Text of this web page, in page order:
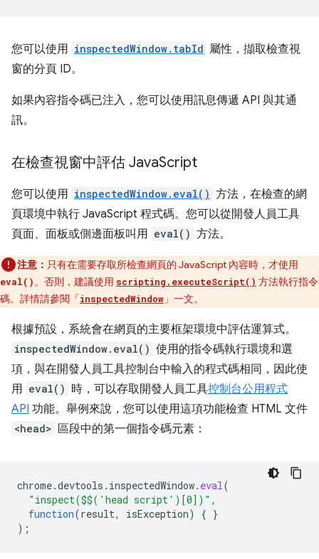
您可以使用 inspectedWindow.tabId 屬性，擷取檢查視
窗的分頁 ID。
如果內容指令碼已注入，您可以使用訊息傳遞 API 與其通
訊。
在檢查視窗中評估 JavaScript
您可以使用 inspectedWindow.eval() 方法，在檢查的網
頁環境中執行 JavaScript 程式碼。您可以從開發人員工具
頁面、面板或側邊面板叫用 eval() 方法。
注意： 只有在需要存取所檢查網頁的 JavaScript 內容時，才使用
eval()。否則，建議使用 scripting.executeScript() 方法執行指令
碼。詳情請參閱「inspectedWindow 」一文。
根據預設，系統會在網頁的主要框架環境中評估運算式。
inspectedWindow.eval() 使用的指令碼執行環境和選
項，與在開發人員工具控制台中輸入的程式碼相同，因此使
用 eval() 時，可以存取開發人員工具控制台公用程式
API 功能。舉例來說，您可以使用這項功能檢查 HTML 文件
<head> 區段中的第一個指令碼元素：
chrome.devtools . inspectedWindow. eval(
"inspect($$('head script')[0])" ,
function(result, isException) { }
);